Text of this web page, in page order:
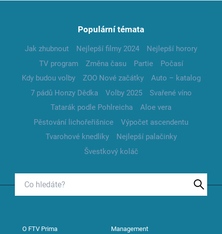
Populární témata
Jak zhubnout Nejlepší filmy 2024
Nejlepší horory
TV program
Změna času Partie
Počasí
Kdy budou volby
ZOO Nové začátky
Auto – katalog
7 pádů Honzy Dědka
Volby 2025
Svařené víno
Tatarák podle Pohlreicha
Aloe vera
Pěstování lichořeřišnice
Výpočet ascendentu
Tvarohové knedlíky
Nejlepší palačinky
Švestkový koláč
O FTV Prima Management